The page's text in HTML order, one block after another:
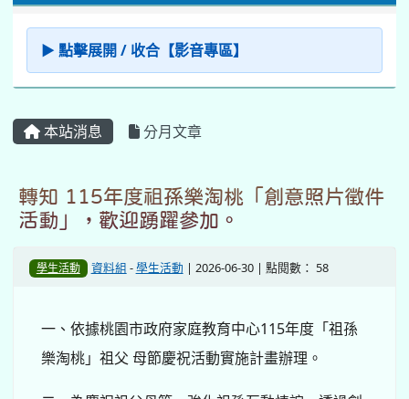
▶ 點擊展開 / 收合【影音專區】
本站消息 分月文章
轉知 115年度祖孫樂淘桃「創意照片徵件
活動」，歡迎踴躍參加。
學生活動 資料組 -學生活動 | 2026-06-30 | 點閱數： 58
一、依據桃園市政府家庭教育中心115年度「祖孫
樂淘桃」祖父 母節慶祝活動實施計畫辦理。